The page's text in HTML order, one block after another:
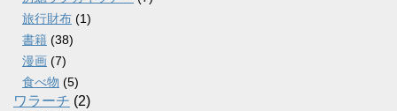
旅行財布 (1)
書籍 (38)
漫画 (7)
食べ物 (5)
ワラーチ (2)